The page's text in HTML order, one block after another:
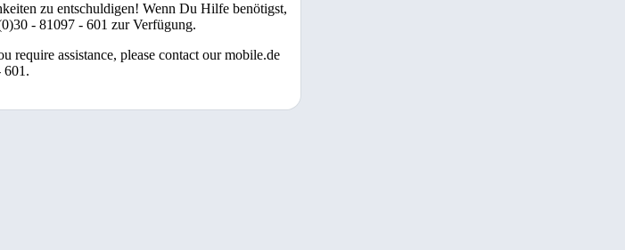
zu entschuldigen! Wenn Du Hilfe benötigst,
- 81097 - 601 zur Verfügung.
require assistance, please contact our mobile.de
601.